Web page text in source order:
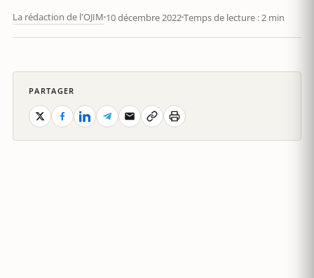
La rédaction de l'OJIM 10 décembre 2022Temps de lecture : 2 min
PARTAGER